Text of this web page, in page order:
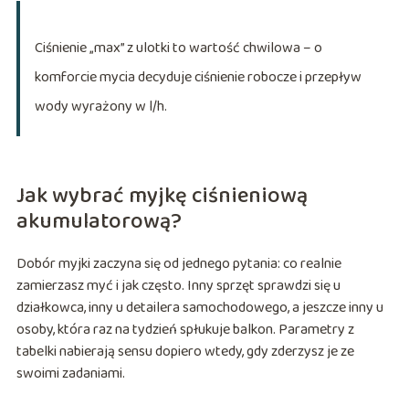
Ciśnienie „max” z ulotki to wartość chwilowa – o
komforcie mycia decyduje ciśnienie robocze i przepływ
wody wyrażony w l/h.
Jak wybrać myjkę ciśnieniową
akumulatorową?
Dobór myjki zaczyna się od jednego pytania: co realnie
zamierzasz myć i jak często. Inny sprzęt sprawdzi się u
działkowca, inny u detailera samochodowego, a jeszcze inny u
osoby, która raz na tydzień spłukuje balkon. Parametry z
tabelki nabierają sensu dopiero wtedy, gdy zderzysz je ze
swoimi zadaniami.